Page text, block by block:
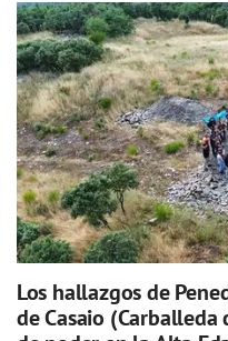
Los hallazgos de
de Casaio